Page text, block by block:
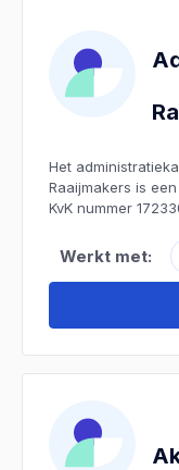
Het
Raaijmakers is
KvK nummer
Werkt met: